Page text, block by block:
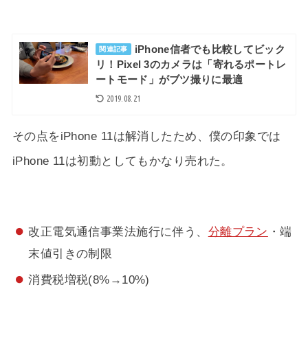
関連記事
iPhone信者でも比較してビック
リ！Pixel 3のカメラは「寄れるポートレ
ートモード」がブツ撮りに最適
2019.08.21
その点をiPhone 11は解消したため、僕の印象では
iPhone 11は初動としてもかなり売れた。
改正電気通信事業法施行に伴う、 分離プラン ・端
末値引きの制限
消費税増税(8%→10%)